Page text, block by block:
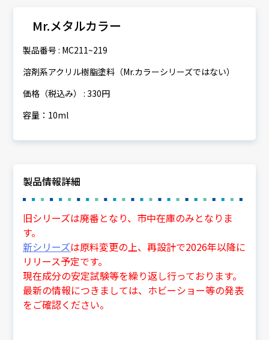
Mr.メタルカラー
製品番号 : MC211~219
溶剤系アクリル樹脂塗料（Mr.カラーシリーズではない）
価格（税込み） : 330円
容量：10ml
製品情報詳細
旧シリーズは廃番となり、市中在庫のみとなりま
す。
新シリーズは原料変更の上、再設計で2026年以降に
リリース予定です。
現在成分の安定試験等を繰り返し行っております。
最新の情報につきましては、ホビーショー等の発表
をご確認ください。